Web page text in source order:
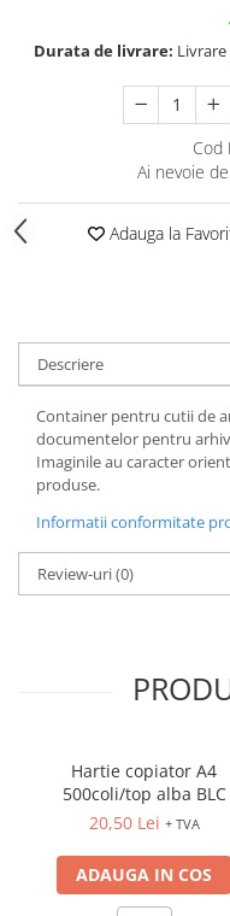
CUBURI DIN HARTIE &
NOTES
ACCESORII PENTRU BIROU
CAPSATOARE &
CAPSE & SUPORTURI
TAVITE & SUPORT PENTRU
ADEZIVI
FOARFECI
CUTTERE
ACCESORII PRINDERE
TUS/TUSIRE & STAMPILE
INSTRUMENTE DE SCRIS &
CORECTURA
INSTRUMENTE DE SCRIS DE
CALITATE SUPERIOARA
PIXURI CU MECANISM
MARKERE CU VOPSEA
MARKERE PERMANENTE
TEXTMARKERE
CREIOANE MECANICE &
Durata de livrare:
Cod
Ai nevoie
Adauga la
Descriere
Container pentru cutii de
documentelor pentru
Imaginile au caracter
produse.
Informatii conformitate
Review-uri(0)
Hartie copiator A4
500coli/top alba BLC
20,50 Lei + TVA
ADAUGA IN COS